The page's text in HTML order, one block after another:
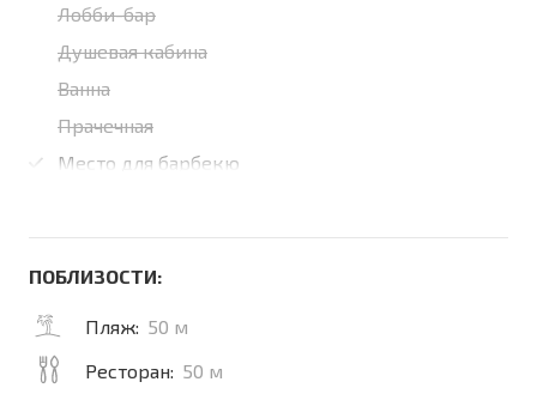
Лобби-бар
Душевая кабина
Ванна
Прачечная
Место для барбекю
ПОБЛИЗОСТИ:
Пляж: 50 м
Ресторан: 50 м